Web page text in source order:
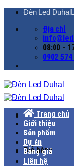
ChuyểnĐèn Led
Địa chỉ
08:00 -
0902
Giỏ hàng
Trang chủ
Giới thiệu
Sản phẩm
Dự án
Bảng giá
Liên hệ